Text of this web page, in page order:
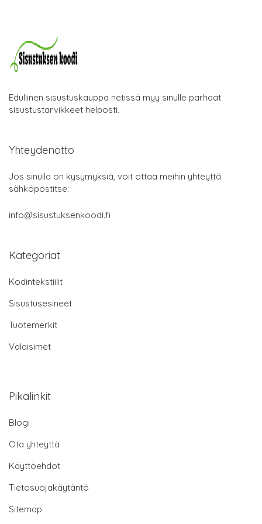
Edullinen sisustuskauppa netissä myy sinulle parhaat
sisustustarvikkeet helposti.
Yhteydenotto
Jos sinulla on kysymyksiä, voit ottaa meihin yhteyttä
sähköpostitse:
info@sisustuksenkoodi.fi
Kategoriat
Kodintekstiilit
Sisustusesineet
Tuotemerkit
Valaisimet
Pikalinkit
Blogi
Ota yhteyttä
Käyttöehdot
Tietosuojakäytäntö
Sitemap